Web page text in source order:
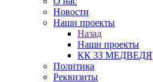
Новости
Наши проекты
Назад
Наши проекты
КК 33 МЕДВЕДЯ
Политика
Реквизиты